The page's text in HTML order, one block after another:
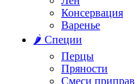
Консервация
Варенье
🌶️ Специи
Перцы
Пряности
Смеси приправ